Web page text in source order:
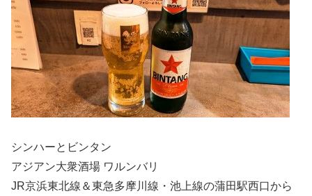
シンハーとビンタン
アジアン大衆酒場 ワルンバリ
JR京浜東北線＆東急多摩川線・池上線の蒲田駅西口から